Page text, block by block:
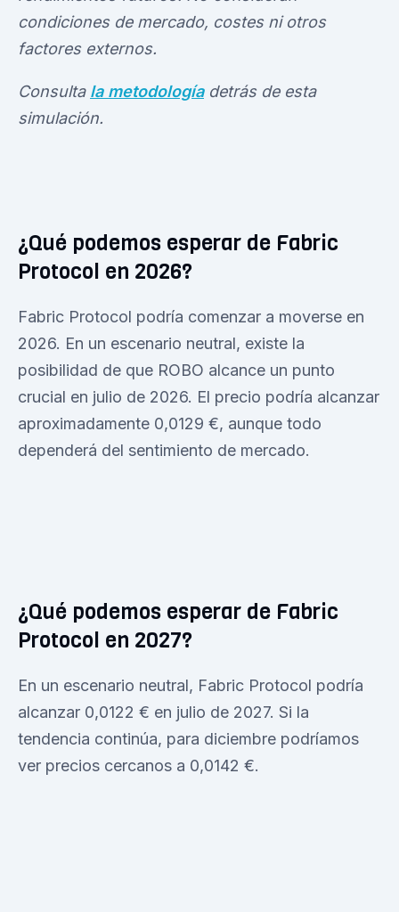
condiciones de mercado, costes ni otros
factores externos.
Consulta la metodologíadetrás de esta
simulación.
¿Qué podemos esperar de Fabric
Protocol en 2026?
Fabric Protocol podría comenzar a moverse en
2026. En un escenario neutral, existe la
posibilidad de que ROBO alcance un punto
crucial en julio de 2026. El precio podría alcanzar
aproximadamente 0,0129 €, aunque todo
dependerá del sentimiento de mercado.
¿Qué podemos esperar de Fabric
Protocol en 2027?
En un escenario neutral, Fabric Protocol podría
alcanzar 0,0122 € en julio de 2027. Si la
tendencia continúa, para diciembre podríamos
ver precios cercanos a 0,0142 €.